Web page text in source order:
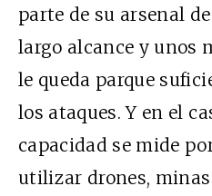
parte de su arsenal
largo alcance y unos
le queda parque
los ataques. Y en el
capacidad se mide
utilizar drones,